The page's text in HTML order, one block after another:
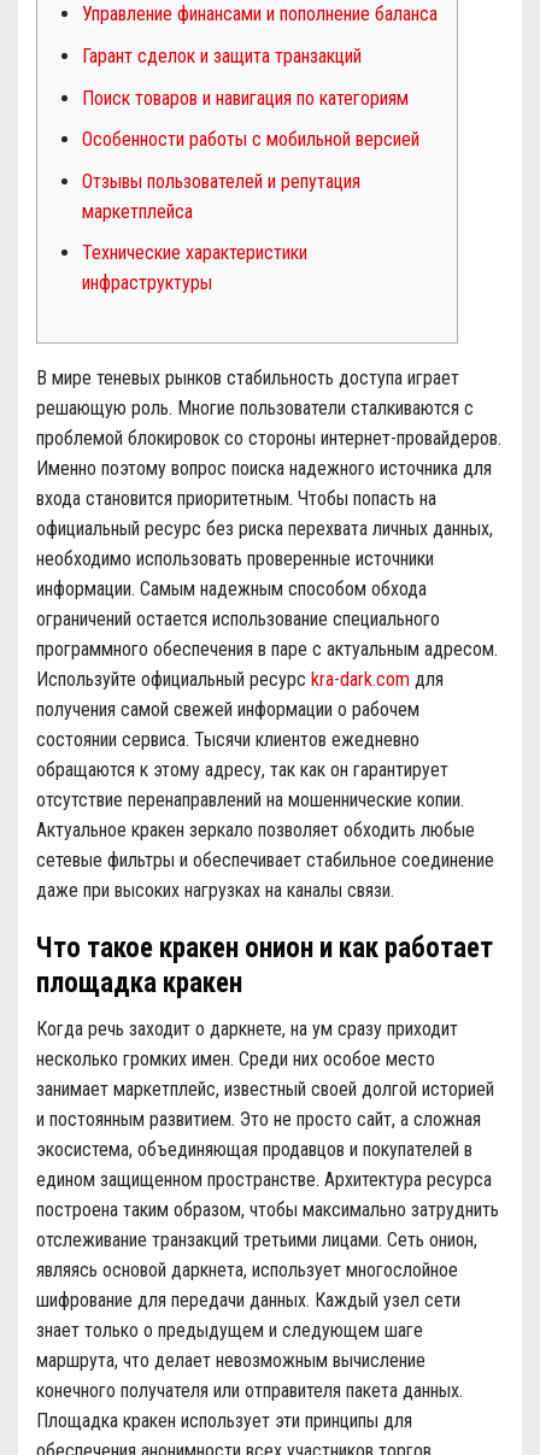
Управление финансами и пополнение баланса
Гарант сделок и защита транзакций
Поиск товаров и навигация по категориям
Особенности работы с мобильной версией
Отзывы пользователей и репутация
маркетплейса
Технические характеристики
инфраструктуры
В мире теневых рынков стабильность доступа играет
решающую роль. Многие пользователи сталкиваются с
проблемой блокировок со стороны интернет-провайдеров.
Именно поэтому вопрос поиска надежного источника для
входа становится приоритетным. Чтобы попасть на
официальный ресурс без риска перехвата личных данных,
необходимо использовать проверенные источники
информации. Самым надежным способом обхода
ограничений остается использование специального
программного обеспечения в паре с актуальным адресом.
Используйте официальный ресурс kra-dark.com для
получения самой свежей информации о рабочем
состоянии сервиса. Тысячи клиентов ежедневно
обращаются к этому адресу, так как он гарантирует
отсутствие перенаправлений на мошеннические копии.
Актуальное кракен зеркало позволяет обходить любые
сетевые фильтры и обеспечивает стабильное соединение
даже при высоких нагрузках на каналы связи.
Что такое кракен онион и как работает
площадка кракен
Когда речь заходит о даркнете, на ум сразу приходит
несколько громких имен. Среди них особое место
занимает маркетплейс, известный своей долгой историей
и постоянным развитием. Это не просто сайт, а сложная
экосистема, объединяющая продавцов и покупателей в
едином защищенном пространстве. Архитектура ресурса
построена таким образом, чтобы максимально затруднить
отслеживание транзакций третьими лицами. Сеть онион,
являясь основой даркнета, использует многослойное
шифрование для передачи данных. Каждый узел сети
знает только о предыдущем и следующем шаге
маршрута, что делает невозможным вычисление
конечного получателя или отправителя пакета данных.
Площадка кракен использует эти принципы для